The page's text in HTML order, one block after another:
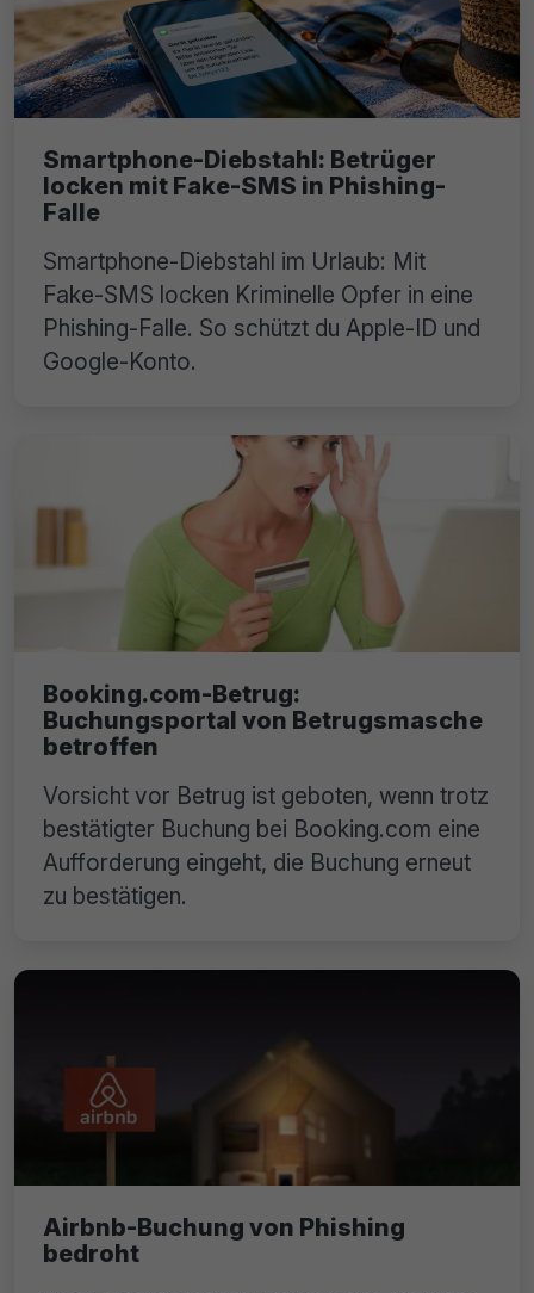
Smartphone-Diebstahl: Betrüger
locken mit Fake-SMS in Phishing-
Falle
Smartphone-Diebstahl im Urlaub: Mit
Fake-SMS locken Kriminelle Opfer in eine
Phishing-Falle. So schützt du Apple-ID und
Google-Konto.
Booking.com-Betrug:
Buchungsportal von Betrugsmasche
betroffen
Vorsicht vor Betrug ist geboten, wenn trotz
bestätigter Buchung bei Booking.com eine
Aufforderung eingeht, die Buchung erneut
zu bestätigen.
Airbnb-Buchung von Phishing
bedroht